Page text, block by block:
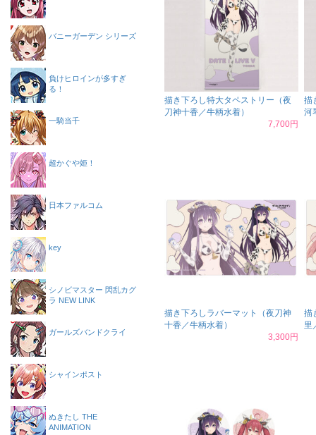
描き下ろし特大タペストリー（夜
刀神十香／牛柄水着）
7,700円
描
河
描き下ろしラバーマット（夜刀神
十香／牛柄水着）
3,300円
描
里
バニーガーデン シリーズ
負けヒロインが多すぎ
る！
一騎当千
超かぐや姫！
日本ファルコム
key
シノビマスター 閃乱カグ
ラ NEW LINK
ガールズバンドクライ
シャインポスト
ぬきたし THE
ANIMATION